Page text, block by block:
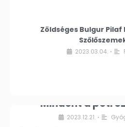
Zöldséges Bulgur Pilaf
2023.03.04. •
Mindent a
2023.12.21. •